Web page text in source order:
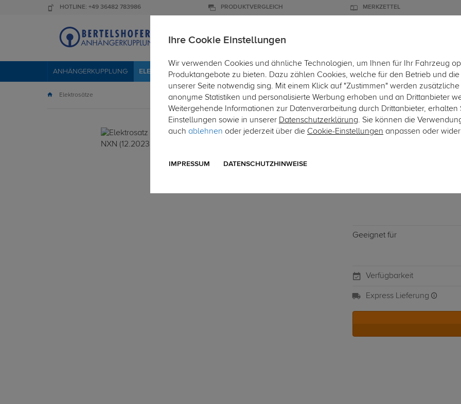
HOTLINE: +49 36482 783986 PRODUKTVERGLEICH MERKZETTEL
ANHÄNGERKUPPLUNG ELEKTROSÄTZE DACHTRÄGER DACHBOXEN FAHRRADTRÄGER ZUBEHÖR
Elektrosätze
Art.-Nr. 13CAN04-2224
Geeignet für
Verfügbarkeit
Express Lieferung
Ihre Cookie Einstellungen
Wir verwenden Cookies und ähnliche Technologien, um Ihnen für Ihr Fahrzeug
Produktangebote zu bieten. Dazu zählen Cookies, welche für den Betrieb und
unserer Seite notwendig sing. Mit einem Klick auf "Zustimmen" werden
anonyme Statistiken und personalisierte Werbung erhoben und an Drittanbieter
Weitergehende Informationen zur Datenverarbeitung durch Drittanbieter, erhalten
Einstellungen sowie in unserer Datenschutzerklärung. Sie können die
auch ablehnen oder jederzeit über die Cookie-Einstellungen anpassen oder
IMPRESSUM DATENSCHUTZHINWEISE